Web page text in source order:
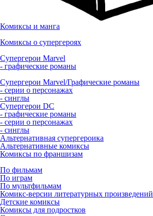
Комиксы и манга
Комиксы о супергероях
Супергерои Marvel
- графические романы
Супергерои Marvel/Графические романы
- серии о персонажах
- синглы
Супергерои DC
- графические романы
- серии о персонажах
- синглы
Альтернативная супергероика
Альтернативные комиксы
Комиксы по франшизам
По фильмам
По играм
По мультфильмам
Комикс-версии литературных произведений
Детские комиксы
Комиксы для подростков